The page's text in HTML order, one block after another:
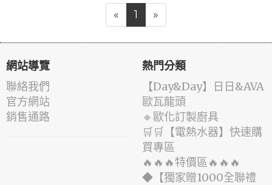
« 1 »
網站導覽
聯絡我們
官方網站
銷售通路
熱門分類
️【Day&Day】️日日&AVA
歐瓦龍頭
🔹歐化訂製廚具
🛒🛒【電熱水器】快速購
買專區
🔥🔥🔥特價區🔥🔥🔥
◆【獨家贈1000全聯禮